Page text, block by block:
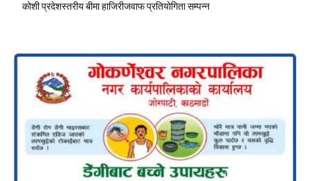
कोशी प्रदेशस्तरीय बीमा हाजिरीजवाफ प्रतियोगिता सम्पन्न